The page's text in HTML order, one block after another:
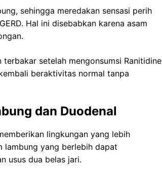
sehingga meredakan sensasi perih
Hal ini disebabkan karena asam
setelah mengonsumsi Ranitidine
beraktivitas normal tanpa
dan Duodenal
lingkungan yang lebih
lambung yang berlebih dapat
usus dua belas jari.